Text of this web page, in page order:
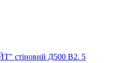
стіновий Д500 В2. 5